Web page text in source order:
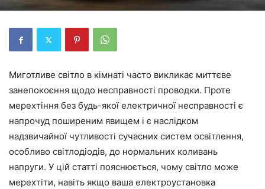
Миготливе світло в кімнаті часто викликає миттєве
занепокоєння щодо несправності проводки. Проте
мерехтіння без будь-якої електричної несправності є
напрочуд поширеним явищем і є наслідком
надзвичайної чутливості сучасних систем освітлення,
особливо світлодіодів, до нормальних коливань
напруги. У цій статті пояснюється, чому світло може
мерехтіти, навіть якщо ваша електроустановка